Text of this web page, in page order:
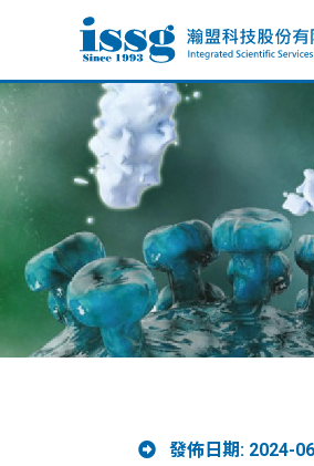
發佈日期: 2024-